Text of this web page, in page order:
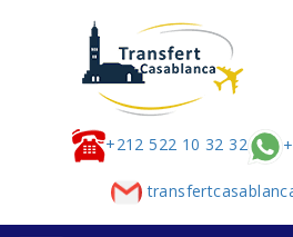
+212 522 10 32 32